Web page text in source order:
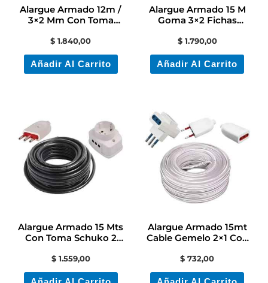
Alargue Armado 12m /
3×2 Mm Con Toma
$ 1.840,00
Añadir Al Carrito
Alargue Armado 15 M
Goma 3×2 Fichas
$1.790,00
Añadir Al Carrito
Alargue Armado 15 Mts
Con Toma Schuko 2
$1.559,00
Alargue Armado 15mt
Cable Gemelo 2×1 Con
$ 732,00